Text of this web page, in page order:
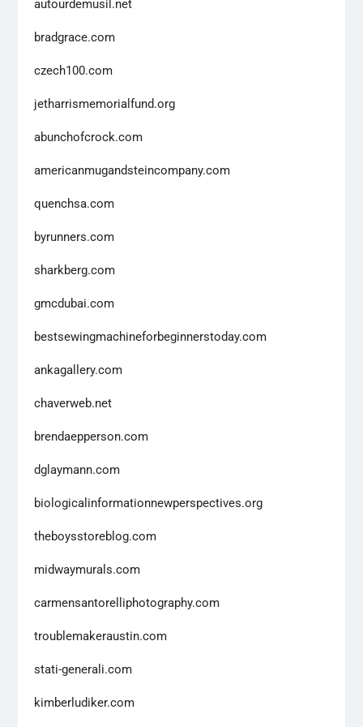
autourdemusil.net
bradgrace.com
czech100.com
jetharrismemorialfund.org
abunchofcrock.com
americanmugandsteincompany.com
quenchsa.com
byrunners.com
sharkberg.com
gmcdubai.com
bestsewingmachineforbeginnerstoday.com
ankagallery.com
chaverweb.net
brendaepperson.com
dglaymann.com
biologicalinformationnewperspectives.org
theboysstoreblog.com
midwaymurals.com
carmensantorelliphotography.com
troublemakeraustin.com
stati-generali.com
kimberludiker.com